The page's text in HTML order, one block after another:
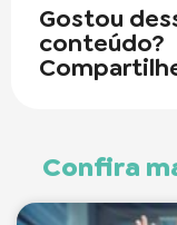
Gostou
conteúdo?
Confira